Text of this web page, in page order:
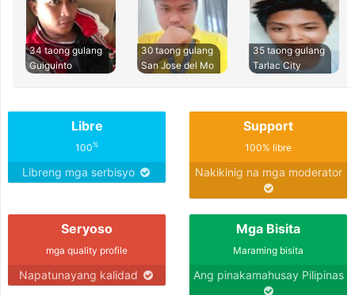
34 taong gulang
Guiguinto
30 taong gulang
San Jose del Mo
35 taong gulang
Tarlac City
Libre
100%
Libreng mga serbisyo
Support
100% libre
Nakikinig na mga moderator
Seryoso
mga quality profile
Napatunayang kalidad
Mga Bisita
Maraming bisita
Ang pinakamahusay Pilipinas